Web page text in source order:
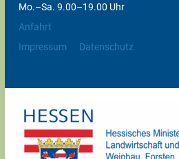
Mo.–Sa. 9.00–19.00 Uhr
Anfahrt
Impressum
Datenschutz